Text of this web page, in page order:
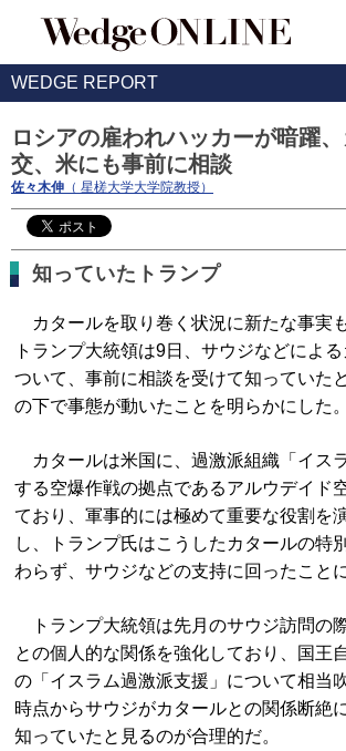
WEDGE REPORT
ロシアの雇われハッカーが暗躍
交、米にも事前に相談
佐々木伸 （ 星槎大学大学院教授）
知っていたトランプ
カタールを取り巻く状況に新たな事実
トランプ大統領は9日、サウジなどによ
ついて、事前に相談を受けて知っていた
の下で事態が動いたことを明らかにした。
カタールは米国に、過激派組織「イス
する空爆作戦の拠点であるアルウデイド
ており、軍事的には極めて重要な役割を
し、トランプ氏はこうしたカタールの特
わらず、サウジなどの支持に回ったこと
トランプ大統領は先月のサウジ訪問の
との個人的な関係を強化しており、国王
の「イスラム過激派支援」について相当
時点からサウジがカタールとの関係断絶
知っていたと見るのが合理的だ。